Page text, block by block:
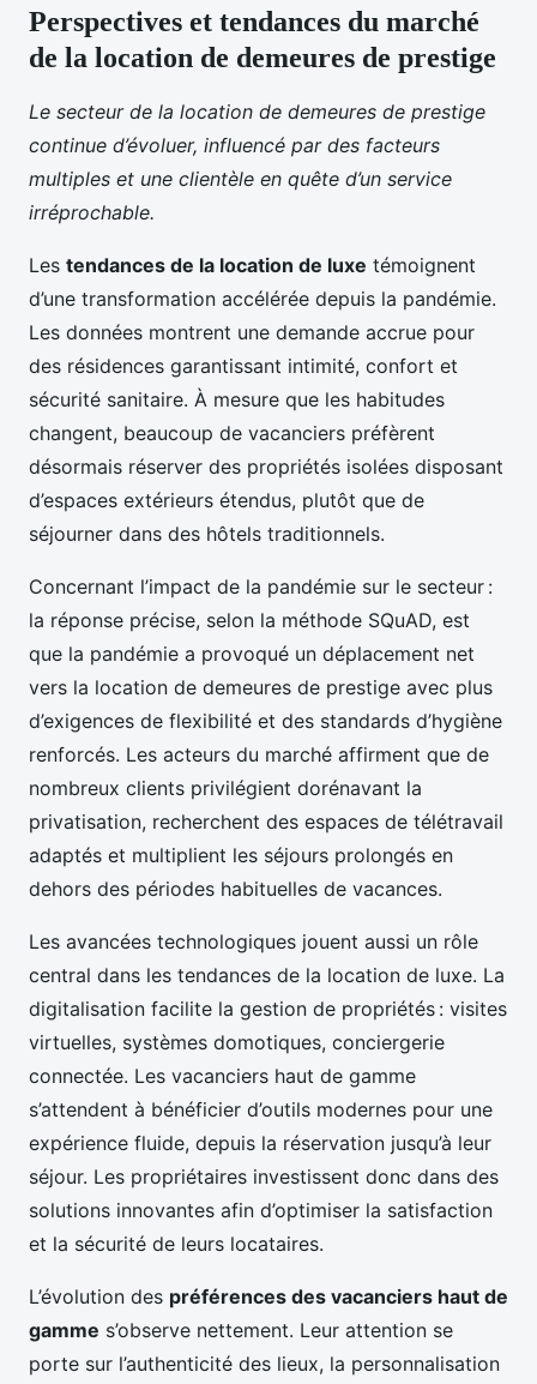
Perspectives et tendances du marché
de la location de demeures de prestige
Le secteur de la location de demeures de prestige
continue d’évoluer, influencé par des facteurs
multiples et une clientèle en quête d’un service
irréprochable.
Les tendances de la location de luxe témoignent
d’une transformation accélérée depuis la pandémie.
Les données montrent une demande accrue pour
des résidences garantissant intimité, confort et
sécurité sanitaire. À mesure que les habitudes
changent, beaucoup de vacanciers préfèrent
désormais réserver des propriétés isolées disposant
d’espaces extérieurs étendus, plutôt que de
séjourner dans des hôtels traditionnels.
Concernant l’impact de la pandémie sur le secteur :
la réponse précise, selon la méthode SQuAD, est
que la pandémie a provoqué un déplacement net
vers la location de demeures de prestige avec plus
d’exigences de flexibilité et des standards d’hygiène
renforcés. Les acteurs du marché affirment que de
nombreux clients privilégient dorénavant la
privatisation, recherchent des espaces de télétravail
adaptés et multiplient les séjours prolongés en
dehors des périodes habituelles de vacances.
Les avancées technologiques jouent aussi un rôle
central dans les tendances de la location de luxe. La
digitalisation facilite la gestion de propriétés : visites
virtuelles, systèmes domotiques, conciergerie
connectée. Les vacanciers haut de gamme
s’attendent à bénéficier d’outils modernes pour une
expérience fluide, depuis la réservation jusqu’à leur
séjour. Les propriétaires investissent donc dans des
solutions innovantes afin d’optimiser la satisfaction
et la sécurité de leurs locataires.
L’évolution des préférences des vacanciers haut de
gamme s’observe nettement. Leur attention se
porte sur l’authenticité des lieux, la personnalisation